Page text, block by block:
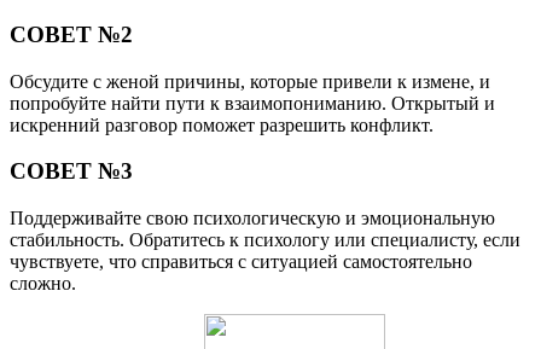
СОВЕТ №2
Обсудите с женой причины, которые привели к измене, и
попробуйте найти пути к взаимопониманию. Открытый и
искренний разговор поможет разрешить конфликт.
СОВЕТ №3
Поддерживайте свою психологическую и эмоциональную
стабильность. Обратитесь к психологу или специалисту, если
чувствуете, что справиться с ситуацией самостоятельно
сложно.